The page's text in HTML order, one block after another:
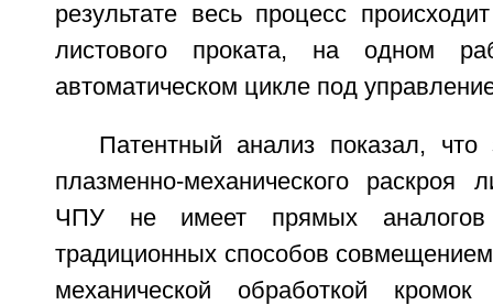
результате весь процесс
листового проката, на одном
автоматическом цикле под
Патентный анализ показал,
плазменно-механического раскроя
ЧПУ не имеет прямых
традиционных способов
механической обработкой